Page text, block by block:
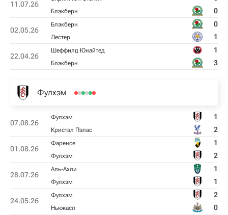
11.07.26
Блэкберн 0
02.05.26
Блэкберн 0
Лестер 1
22.04.26
Шеффилд Юнайтед 1
Блэкберн 3
Фулхэм
07.08.26
Фулхэм 1
Кристал Пэлас 2
01.08.26
Фаренсе 1
Фулхэм 2
28.07.26
Аль-Ахли 1
Фулхэм 1
24.05.26
Фулхэм 2
Ньюкасл 0